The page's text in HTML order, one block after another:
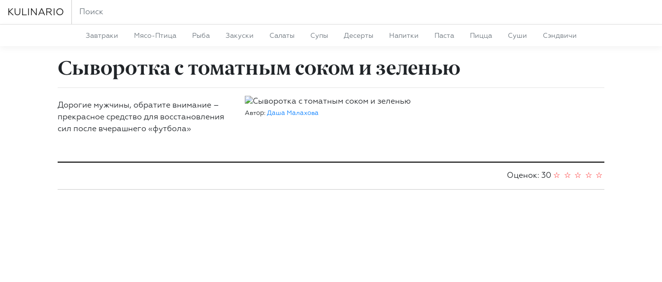
KULINARIO
Завтраки Мясо-Птица Рыба Закуски Салаты Супы Десерты Напитки Паста Пицца Суши Сэндвичи
Сыворотка с томатным соком и зеленью
Автор: Даша Малахова
Дорогие мужчины, обратите внимание –
прекрасное средство для восстановления
сил после вчерашнего «футбола»
Оценок: 30 ☆
☆
☆
☆
☆